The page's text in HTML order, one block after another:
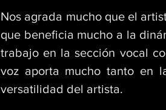
Nos agrada mucho que el
que beneficia mucho a la
trabajo en la sección vocal
voz aporta mucho tanto en
versatilidad del artista.